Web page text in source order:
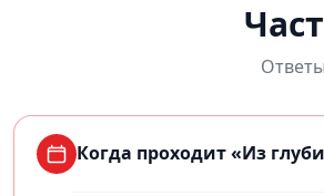
Когда проходит «Из